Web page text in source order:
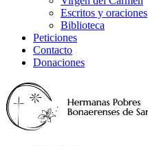
Escritos y oraciones
Biblioteca
Peticiones
Contacto
Donaciones